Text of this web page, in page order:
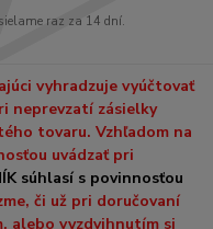
raz za 14 dní.
vyhradzuje vyúčtovať
neprevzatí zásielky
tovaru. Vzhľadom na
uvádzať pri
súhlasí s povinnosťou
či už pri doručovaní
alebo vyzdvihnutím si